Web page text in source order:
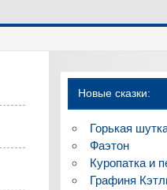
Новые сказки:
Горькая
Фаэтон
Куропатка и
Графиня